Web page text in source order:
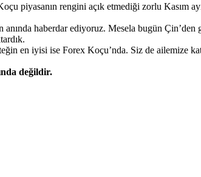
piyasanın rengini açık etmediği zorlu Kasım
anında haberdar ediyoruz. Mesela bugün
en iyisi ise Forex Koçu’nda. Siz de ailemize
değildir.